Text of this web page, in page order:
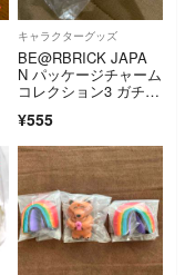
キャラクターグッズ
BE@RBRICK JAPA
N パッケージチャーム
コレクション3 ガチャ
ー ガチャ key holder
¥555